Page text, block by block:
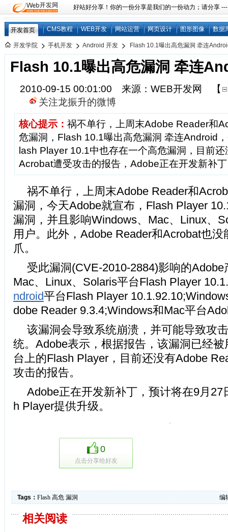
好站好分享！你的一份分享是我们的一份动力；请分享
开发首页 CMS教程 WEB开发 网站运营 网页设计 图形图像 数据
开发学院 手机开发 Android 开发 Flash 10.1曝出高危漏洞 牵连
Flash 10.1曝出高危漏洞 牵连
2010-09-15 00:01:00 来源：WEB开发网
【
关注龙振升的微博
核心提示： 祸不单行，上周末Adobe Reader和
危漏洞，Flash 10.1曝出高危漏洞 牵连Android
lash Player 10.1中也存在一个高危漏洞，目前
Acrobat遭受攻击的报告，Adobe正在开发新补
祸不单行，上周末Adobe Reader和
漏洞，今天Adobe就宣布，Flash Player
漏洞，并且影响Windows、Mac、Linux、
用户。此外，Adobe Reader和Acrobat也
爪。
受此漏洞(CVE-2010-2884)影响的
Mac、Linux、Solaris平台Flash Player
ndroid平台Flash Player
dobe Reader 9.3.4;Windows和Mac平台
该漏洞会导致系统崩溃，并可能导致攻
统。Adobe表示，根据报告，该漏洞已经
台上的Flash Player，目前还没有Adobe
攻击的报告。
Adobe正在开发新补丁，预计将在9月27
h Player提供升级。
0
点击分享给好友
Tags： Flash 高危 漏洞 编
相关阅读